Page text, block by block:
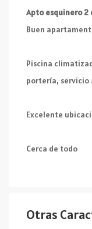
Apto esquinero
Buen
Piscina
portería, servicio
Excelente
Cerca de todo
Otras